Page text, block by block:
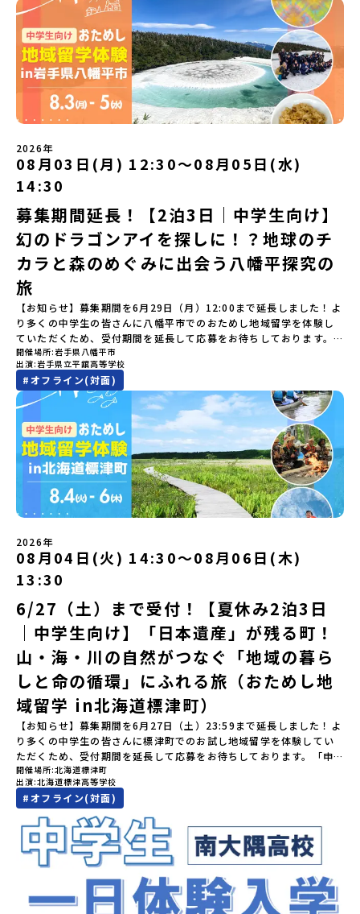
要な場合は必ず事前にご相談ください。・参加取消や急遽参加でき
なくなった場合について参加決定後の参加お取り消しはご遠慮下さ
い。やむを得ないお取り消しの場合はお早めに事務局までご連絡く
ださい。・キャンセルポリシーやむを得ない参加お取り消しの場
合、以下のルールに沿って対応させていただきます。ご了承くださ
い。プログラム開催日の前日＜7月3日＞から、【キャンセルのご連
絡日：お支払いいただく旅行代金】・21日目にあたる日以前：無
料・20日目-8日目：20％・7日目-2日目：30％・プログラム開始日
加またはプログラム開始後の解除：100％・催行中止について天候な
どの状況等によって開催を見合わせる可能性があります。その場合
は原則、開催日1週間前までにご連絡いたします。又、最少催行人数
に達しなかった場合は、開催日3週間前までに催行中止の旨をメール
にてご連絡いたします。・よくあるご質問その他、よくあるご質問
についてはこちらをご確認ください。運営団体について＜プログラ
ム主催：一般財団法人地域・教育魅力化プラットフォーム＞「意志
ある若者にあふれる持続可能な地域・社会をつくる」というビジョ
ンを掲げ、2017年3月に島根県に設立した教育事業団体です。日本
全国約200の高校と連携しながら、中学卒業後に地域の枠を越えて生
徒一人ひとりの夢や価値観に合った地域・学校で1〜3年間過ごすこ
とができるシステム「地域みらい留学」をはじめとした、教育事業
や地域活性モデルをつくり続けています。名 称：一般財団法人地
域・教育魅力化プラットフォーム設 立：2017年3月代表者：岩本
悠所在地：〒690-0842 島根県松江市東本町二丁目25-6 みらい
BASE2階 その他所在地公式HP：http://c-platform.or.jp/お問い
合わせ先担当：小川・小原E-mail：info@miratabi.jp「おためし
地域留学体験」のプログラム開催情報を公式LINEにて配信中！ぜひ
ご登録ください♪地域みらい留学公式LINE
復交通費・お土産代や自由時間の個人飲食費などの個人的費用【募
集人数】最大10名（お申し込み多数の場合は抽選の上決定）【参加
者決定】お申し込み多数の場合は、締め切り後1週間を目途に当落結
果をご連絡いたします。【申し込み受付締切】4月30日(木)12：00
から 5月14日(木) 12：00まで疑問も不安もワクワクに変える！「お
ためし地域留学」ステップアップ説明会プログラムの内容を詳しく
知りたい方や、お申し込みを迷われている方向けにZoomでのオン
ライン配信を行います。知りたい情報のレベルに合わせて、以下の2
つのステップをご活用ください。【STEP 1】全体オンライン説明会
（アーカイブ動画を公開中！）〜まずは「おためし地域留学」を知
りたい方へ〜日本全国20以上の地域から選んで参加できる「おため
し地域留学」の魅力を凝縮したアーカイブ動画をご覧いただけま
す。初めての一人旅への不安や、事務局のサポート体制、安全面に
る]YouTube：https://youtu.be/Yt8nd04aNgA?
si=e5erbspvwz5O8_uF【STEP 2】平取町プログラム説明会〜
「平取町」の内容を具体的に深掘りしたい方へ〜全体説明を聞いた
うえで、「平取町では具体的に何をするの？」「どんな町なの？」
という疑問にお答えする説明会です。平取町ならではの豊かな文化
や、2泊3日のプログラムの中身をたっぷりとお伝えします。日
時： 5月7日(木) 19：00〜19：40内 容： 平取町ってどんなとこ
ろ？、プログラム詳細解説、質疑応答お申し込み：https://c-
mirai.jp/events/002112どちらの説明会でも、お気軽にどうぞ！
「はじめての一人旅だけど大丈夫？」「どんな体験ができるの？」
そんな保護者様の不安や、中学生のみなさんの素朴な疑問にスタッ
フが直接お答えします。チャットでの質問も可能ですので、ぜひご
自宅からリラックスしてご参加ください。▼お申し込み前に必ずご
確認ください・参加規約への同意プログラムへの参加申し込みいた
だく前に、「お申し込みに関する各規約」への同意が必須となりま
す。ご確認ください。・抽選による参加者決定についてお申込みい
ただいた方の中から抽選の上、締め切り日から1週間を目途に、お申
し込み時に記入いただいたメールアドレス宛に「当選／落選メー
ル」をお送りいたします。当選者は、メールに記載された「当選確
認フォーム」に３日以内に回答いただき、確認フォームの提出をも
にご回答いただけない場合は、当選を取り消しとさせていただきま
す。当選取り消しがあった場合は、繰り上げ当選者へご連絡させて
いただきます。登録メールアドレスの変更をご希望の場合は下記の
地域みらい留学公式LINEよりご連絡をお願いします。※受信制限設
定をしていると、通知メールをお受け取りいただけません。その場
合は、「@miratabi.jp」からのメールを受信できるよう設定をお願
いいたします。※結果に関する個別のお問合せにはお答えしており
ませんので、ご了承ください。・お申し込みについてお申込はお一
人様1回限りです。PC・スマートフォンからお申込ください。申込
後の内容変更はできません。お申込時は、メールアドレスの入力間
違いにご注意ください。・宿泊について１室に複数(同性2～4名程
度)で宿泊いただく予定です。・食事アレルギー対応について個別の
詳細なアレルギー対応希望にはお応えしかねる場合がございます。
対応が必要な場合は必ず事前にご相談ください。・参加取消や急遽
参加できなくなった場合について参加決定後の参加お取り消しはご
遠慮下さい。やむを得ないお取り消しの場合はお早めに事務局まで
ご連絡ください。・キャンセルポリシーやむを得ない参加お取り消
しの場合、以下のルールに沿って対応させていただきます。ご了承
ください。プログラム開催日の前日＜7月17日＞から、【キャンセル
のご連絡日：お支払いいただく旅行代金】・21日目にあたる日以
前：無料・20日目-8日目：20％・7日目-2日目：30％・プログラム
開始日の前日：40％・プログラム開始日当日：50％・ご連絡無しで
の不参加またはプログラム開始後の解除：100％・催行中止について
天候などの状況等によって開催を見合わせる可能性があります。そ
の場合は原則、開催日1週間前までにご連絡いたします。又、最少催
や、放課後の「地域探究サークル」を通して、学校の外へどんどん
飛び出し町の人たちと一緒にリアルな課題解決にチャレンジしてい
ます。そんな先輩たちとの交流がきっと「未来の自分」のヒントが
見つかるはず！ あたたかい町の人たちや先輩たちとの出会いが待っ
ている北海道大樹町へ、あなたの世界をグッと広げる特別な旅に出
発しませんか？ 体験のおすすめポイント体験プログラム内容（予
定）＜１日目＞（PM）「オリエンテーション・自己紹介ワーク」
「大樹町の自然を満喫」 -先人の知恵と夢を体験「砂金堀」 -川
樹高校見学・寮見学」 -大樹高校の特徴を知る学校体験 -高校生
との対話「大樹町の魅力を体験①」 -大樹町ならではのランチ＆ス
イーツ（PM）「大樹町の魅力を体験②」 -大樹町宇宙交流センタ
ーSORA見学 -モデルロケットを飛ばしてみよう！「みんなで
BBQ」 -さらに仲間や地元の高校生、町の大人たちと交流＜3日目
＞（AM）「3日間の振り返りワーク」 -みんなで振り返り対話「牧
場の舞台裏。フィールドワーク」 -牧場見学・搾乳体験・動物と触
れ合おう「ランチ/お土産タイム」（PM） 14：00頃プログラム終
了-とかち帯広空港には15：00頃に到着予定です。※天候の状況や参
加人数によってプログラムを変更する場合がございます。参加概要
【開催場所】北海道大樹町（たいきちょう）【実施日程】7月28日
(火)〜 7月30日(木)※参加が確定した方には6月19日(金) 18：30～
20：00に「参加者向け事前オンライン研修」をご案内する予定で
す。必ず参加をお願いします。【集合場所・時間】7月28日(火)
13：00 とかち帯広空港※13：00までにとかち帯広空港に到着する
便で手配ください。【解散場所・時間】7月30日(木) 15：00頃 とか
ち帯広空港※16：00以降にとかち帯広空港を出発する便で手配くだ
さい。【対象】中学2年生、中学3年生【宿泊先】大樹町ワーキング
ステイ住宅※1室に複数(同性2～4名程度)で宿泊いただく予定です。
【旅行代金】無料※旅行代金に含まれる費用のうち、以下の内容が
無料となります：・宿泊費（2泊分）・プログラム内のアクティビテ
ィ・体験費用・一部の食事代*以下の費用は参加者のご負担となりま
す・集合場所までの往復交通費・お土産代や自由時間の個人飲食費
などの個人的費用【募集人数】最大10名（お申し込み多数の場合は
抽選の上決定）【参加者決定】お申し込み多数の場合は、締め切り
間】申込期間が延長になりました！5月7日(木)12：00 から 6月4日
(木) 12：00まで疑問も不安もワクワクに変える！「おためし地域留
学」ステップアップ説明会プログラムの内容を詳しく知りたい方
や、お申し込みを迷われている方向けにZoomでのオンライン配信
を行います。知りたい情報のレベルに合わせて、以下の2つのステッ
プをご活用ください。【STEP 1】全体オンライン説明会（アーカイ
ブ動画を公開中！）〜まずは「おためし地域留学」を知りたい方
へ〜日本全国20以上の地域から選んで参加できる「おためし地域留
学」の全体像や魅力について、説明会を開催しました。中学生一人
での参加にあたり、保護者様が特に気になる「安全面」や「事務局
のサポート体制」についても詳しく解説しています。ぜひ、ご自宅
からお気軽にご視聴ください。🎬 [アーカイブ動画を視聴す
る]YouTube：https://youtu.be/Yt8nd04aNgA?
si=e5erbspvwz5O8_uF 【STEP 2】大樹町プログラム説明会〜
「大樹町」の内容を具体的に深掘りしたい方へ〜全体説明を聞いた
うえで、「大樹町では具体的に何をするの？」「どんな町なの？」
という疑問にお答えする説明会です。大樹町ならではの豊かな文化
や、2泊3日のプログラムの中身をたっぷりとお伝えします。日
時： 5月13日(水) 19：00〜19：40内 容： 大樹町ってどんなとこ
ろ？プログラム詳細解説、質疑応答お申し込み：https://c-
mirai.jp/events/002112お気軽にどうぞ！「はじめての一人旅だ
けど大丈夫？」「どんな体験ができるの？」そんな保護者様の不安
や、中学生のみなさんの素朴な疑問にスタッフが直接お答えしま
す。チャットでの質問も可能ですので、ぜひご自宅からリラックス
してご参加ください。▼お申し込み前に必ずご確認ください・参加
約200の高校と連携し、地域の枠を超えて学校生活を送る「地域みら
い留学」をプチ体験できるプログラムです。はじめてのひとり旅で
も安心！現地でもスタッフがしっかりとサポートいたします。今回
のフィールドは「鹿児島県 出水市（いずみし）出水工業高校」出水
市（いずみし）は、鹿児島県の玄関口にあるまち。ここでしか見ら
れない景色と、地元の人たちがずっと大切にしてきたものがありま
す。400年前から続く「武士の道」を歩く昔、武士たちがまちを守る
ために築いた「出水麓（いずみふもと）武家屋敷群」。今も残る約
150軒のお屋敷のほとんどに、今も人が住んでいます。400年前の武
士が歩いた道を、自分の足で歩く。まるで、まち全体がタイムカプ
セル。真っ青な海へダイブ！目の前に広がる八代海（やつしろか
い）は穏やかなリアス式海岸。海に沈む夕日は一生に一度は見てお
きたい景色です。出水工業高校は、「建築科」と「機械電気科」の2
つの学科。金属加工、電気工作、建物のデザインにチャレンジでき
る環境。「高校生ものづくりコンテスト」の木材加工部門で九州大
会2位に輝くなど、先輩たちの実力はホンモノ！この旅では自分の手
でモノをつくる時間を体験。金属を削ったり、電気を組んだり、木
で形をつくったり。プロの機械にさわれる高校で&quot;自分の手
&quot;でモノづくりにチャレンジ。夜には自分だけの「竹灯籠（た
けとうろう）」を作って灯りをともします。真っ青な海に思いっき
りダイブしたり、全国から集まった仲間や地元の高校生、地域の方
たちとワイワイBBQや夕ごはんづくりは一生の思い出になるはず！
ちょっとドキドキするけど、楽しい！に出会う3日間。熱気あふれる
出水市の冒険に飛び込んでみませんか？体験のおすすめポイント体
験プログラム内容（予定）＜1日目＞（PM）「オリエンテーショ
ン・自己紹介ワーク」「みんなで海遊び！」 -心をほぐして、出水
に飛び込む！海を満喫しよう！「みんなで夕食」「1日目の振り返り
会」＜2日目＞（AM）「出水工業高校のオープンスクールに参
加」 -高校見学 -授業体験（PM）「学校のことを深く知る・もの
づくりにチャレンジ！」 -各学科を実際に体験する -ものづくり
にチャレンジ -竹灯籠づくりを創って灯りをともす「みんなで
BBQ」「2日目の振り返り会」＜3日目＞（AM）「3日間の振り返り
ワーク」 -みんなで振り返り対話（PM） 13:00頃 解散（出水駅）
※天候の状況や参加人数によってプログラムを変更する場合がござ
（月）〜 8月5日（水）※参加が確定した方には7月7日(火) 18:30-
20:00に「参加者向け事前オンライン会」をご案内する予定です。必
ず参加をお願いします。【集合場所・時間】出水駅 8月3日(月)
13:30 集合【解散場所・時間】出水駅 8月5日(水) 12:00 解散【対
象】中学生2～3年生【宿泊先】現在調整中※1室に複数名(同性)で宿
泊いただく予定です。【旅行代金】無料※旅行代金に含まれる費用
のうち、以下の内容が無料となります：・宿泊費（2泊分）・プログ
ラム内のアクティビティ・体験費用・一部の食事代*以下の費用は参
加者のご負担となります・集合場所までの往復交通費・お土産代や
自由時間の個人飲食費などの個人的費用【募集人数】最大10名（お
申し込み多数の場合は抽選の上決定）【参加者決定】お申し込み多
数の場合は、締め切り後1週間を目途に当落結果をご連絡いたしま
す。【申し込み受付期間】6月1日(月)12：00 から 6月15日(月)
12：00まで疑問も不安もワクワクに変える！「おためし地域留学」
ステップアップ説明会プログラムの内容を詳しく知りたい方や、お
申し込みを迷われている方向けにZoomでのオンライン配信を行い
ます。知りたい情報のレベルに合わせて、以下の2つのステップをご
活用ください。【STEP 1】全体オンライン説明会（アーカイブ動画
を公開中！）〜まずは「おためし地域留学」を知りたい方へ〜日本
全国20以上の地域から選んで参加できる「おためし地域留学」の全
体像や魅力について、説明会を開催しました。中学生一人での参加
にあたり、保護者様が特に気になる「安全面」や「事務局のサポー
ト体制」についても詳しく解説しています。ぜひ、ご自宅からお気
軽にご視聴ください。🎬 [アーカイブ動画を視聴する]YouTube：
https://youtu.be/Yt8nd04aNgA?si=e5erbspvwz5O8_uF
2026年
08月03日(月) 12:30〜08月05日(水)
14:30
募集期間延長！【2泊3日｜中学生向け】
幻のドラゴンアイを探しに！？地球のチ
カラと森のめぐみに出会う八幡平探究の
旅
【お知らせ】募集期間を6月29日（月）12:00まで延長しました！よ
り多くの中学生の皆さんに八幡平市でのおためし地域留学を体験し
ていただくため、受付期間を延長して応募をお待ちしております。
「申し込みのタイミングを逃してしまった」という方も、この機会
にぜひ一歩踏み出してみませんか？※都合により締め切りを早める
場合がございます。お早目にご応募ください！＜体験費・宿泊費が
無料＞緑があふれる大自然の町へ！世界でここでしかできない「自
然×アートの融合体験」や「自然クラフト」を楽しんでみません
か？「大自然や文化体験が好き！興味がある！」「その地域にしか
ない郷土料理を味わってみたい！」「地元以外の暮らしや文化が気
になる。いつか留学してみたい！」そんな中学生のみなさんにおす
すめ！「おためし地域留学体験」は、日本全国約200の高校と連携し
ながら地域の枠を超えて学校生活を送ることができる「地域みらい
留学」をプチ体験できるプログラムです。はじめてでも安心！現地
ではスタッフがしっかりとサポートいたします。今回のフィールド
は「岩手県八幡平市（はちまんたいし）」岩手県八幡平市（はちま
んたいし）は北西部にあり、秋田県との県境にある自然豊かな町で
す。町の約83％は「森林」！標高1,000mを超える山岳地帯や高原
もあり緑が豊かな大自然を感じることができ、新緑、山菜の春、花
の夏、紅葉の秋、スキーや樹氷の冬と四季ごとに美しい景色を見る
ことのできるユニークな町です。「十和田八幡平（とわだはちまん
たい）国立公園」では登山やトレッキング、「安比高原（あっぴこ
うげん）スキー場」は日本国内最大級のスキーリゾートとして有名
で、一年中自然アクティビティを楽しむことができます！そして八
幡平市にある「松川地熱発電所」は、日本で初めて「地球のチカラ
を電気に変えた」場所！八幡平の地下からわき出す蒸気をそのまま
電気に変える「地球・自然にやさしい最先端のエネルギー」を生み
出す挑戦をしてきた町です。今回のプログラムでは、この松川地熱
発電所から吹き出す地熱蒸気を使った「アート体験」をすることが
できます。世界でここだけ！地球のチカラを使った幻想的なグラデ
ーションのアートづくりをぜひ体験してみてください！さらに八幡
平市は自然（山）の恵みを生かした料理がとても美味しい地域で
す。みなさんの地元の味とは違う「岩手の郷土料理」を味わって楽
しんでください🎵今回はこの大自然や文化が魅力的な八幡平市で、
日本全国から集まる中学生や「平舘（たいらだて）高校」の高校生
と一緒にさまざまなアクティビティを体験していただきます。他に
はないスペシャルな魅力がギュッと詰まった岩手県八幡平市で五感
を使いながら、まちの魅力を一緒に探究してみませんか？地域と一
体になり「開拓者精神」を育む！「平舘（たいらだて）高校」と
は？今回のプログラムを一緒に過ごしてくれる高校生は「平舘（た
開催場所 岩手県八幡平市
出演 岩手県立平舘高等学校
#オフライン(対面)
2026年
08月04日(火) 14:30〜08月06日(木)
13:30
6/27（土）まで受付！【夏休み2泊3日
｜中学生向け】「日本遺産」が残る町！
山・海・川の自然がつなぐ「地域の暮ら
しと命の循環」にふれる旅（おためし地
域留学 in北海道標津町）
【お知らせ】募集期間を6月27日（土）23:59まで延長しました！よ
り多くの中学生の皆さんに標津町でのお試し地域留学を体験してい
ただくため、受付期間を延長して応募をお待ちしております。「申
し込みのタイミングを逃してしまった」という方も、この機会にぜ
ひ一歩踏み出してみませんか？※都合により締め切りを早める場合
がございます。お早目にご応募ください！-------奨学金のお知らせ-
------＼返還不要・3年間最大72万／💡北海道の高校留学に【毎月2
万円】の給付型奨学金～夢に向かって一歩踏み出す、あなたの未来
を応援！～ 詳細・条件はこちらから-----------------------------
----＜体験費・宿泊費が無料！＞一万年前から続く自然と人の暮らし
が今も残る町！広大な自然と生き物とともに生きる豊かさに触れ、
まちの暮らしを一緒に体験してみませんか？「地元以外の地域の暮
らしが気になる。いつか留学してみたい！」「大自然と生き物が好
開催場所 北海道標津町
出演 北海道標津高等学校
#オフライン(対面)